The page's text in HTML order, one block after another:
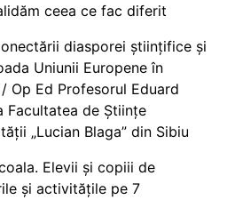
ceea ce fac diferit
diasporei științifice și
Uniunii Europene în
Op Ed Profesorul Eduard
Facultatea de Științe
„Lucian Blaga” din Sibiu
Elevii și copiii de
și activitățile pe 7